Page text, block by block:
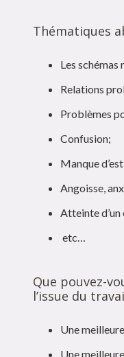
Thématiques
Les
Relations
Problèmes
Confusion;
Manque
Angoisse,
Atteinte
etc…
Que pouvez-
l’issue du
Une
Une